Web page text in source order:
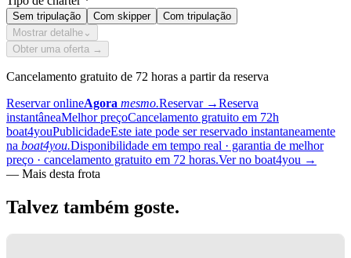
Sem tripulação Com skipper
Com tripulação
Mostrar detalhe ⌄
Obter uma oferta →
Cancelamento gratuito de 72 horas a partir da reserva
Reservar onlineAgora mesmo.Reservar →Reserva
instantâneaMelhor preçoCancelamento gratuito em 72h
boat4youPublicidadeEste iate pode ser reservado instantaneamente
na boat4you.Disponibilidade em tempo real · garantia de melhor
preço · cancelamento gratuito em 72 horas.Ver no boat4you →
— Mais desta frota
Talvez também goste.